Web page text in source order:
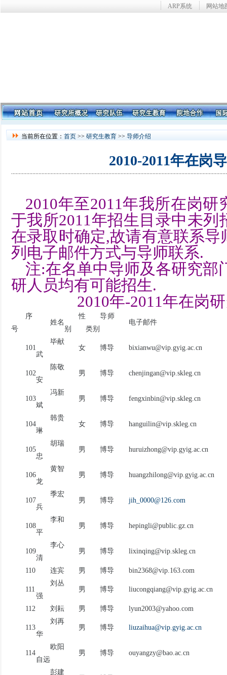
ARP系统 网站地
当前所在位置： 首页 >> 研究生教育 >> 导师介绍
2010-2011年在岗
2010年至2011年我所在岗
于我所2011年招生目录中未列
在录取时确定,故请有意联系
列电子邮件方式与导师联系.
注:在名单中导师及各研究部
研人员均有可能招生.
2010年-2011年在岗
序
号
姓名
性
别
导师
类别
电子邮件
101
毕献
武
女 博导 bixianwu@vip.gyig.ac.cn
102
陈敬
安
男 博导 chenjingan@vip.skleg.cn
103
冯新
斌
男 博导 fengxinbin@vip.skleg.cn
104
韩贵
琳
女 博导 hanguilin@vip.skleg.cn
105
胡瑞
忠
男 博导 huruizhong@vip.gyig.ac.cn
106
黄智
龙
男 博导 huangzhilong@vip.gyig.ac.cn
107
季宏
兵
男 博导 jih_0000@126.com
108
李和
平
男 博导 hepingli@public.gz.cn
109
李心
清
男 博导 lixinqing@vip.skleg.cn
110 连宾 男 博导 bin2368@vip.163.com
111
刘丛
强
男 博导 liucongqiang@vip.gyig.ac.cn
112 刘耘 男 博导 lyun2003@yahoo.com
113
刘再
华
男 博导 liuzaihua@vip.gyig.ac.cn
114
欧阳
自远
男 博导 ouyangzy@bao.ac.cn
彭建